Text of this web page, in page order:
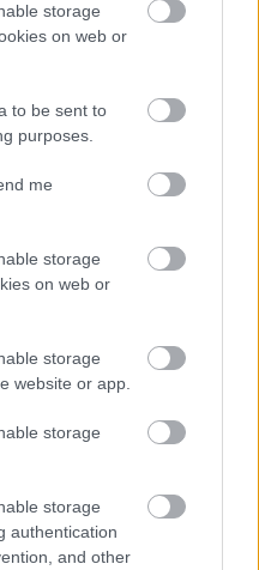
storage
on web or
to be sent to
purposes.
me
storage
on web or
storage
website or app.
storage
storage
authentication
and other
hintette el, hogy